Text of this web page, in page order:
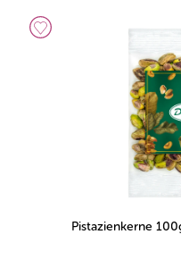
Pistazienkerne